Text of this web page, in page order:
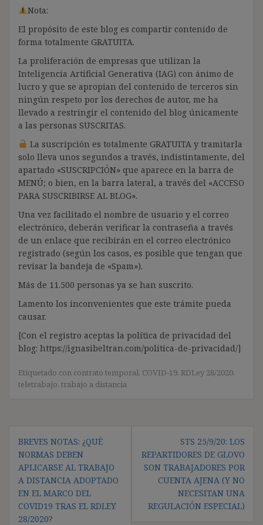
Nota:
El propósito de este blog es compartir contenido de
forma totalmente GRATUITA.
La proliferación de empresas que utilizan la
Inteligencia Artificial Generativa (IAG) con ánimo de
lucro y que se apropian del contenido de terceros sin
ningún respeto por los derechos de autor, me ha
llevado a restringir el contenido del blog únicamente
a las personas SUSCRITAS.
La suscripción es totalmente GRATUITA y tramitarla
solo lleva unos segundos a través, indistintamente, del
apartado «SUSCRIPCIÓN» que aparece en la barra de
MENÚ; o bien, en la barra lateral, a través del «ACCESO
PARA SUSCRIBIRSE AL BLOG».
Una vez facilitado el nombre de usuario y el correo
electrónico, deberán verificar la contraseña a través
de un enlace que recibirán en el correo electrónico
registrado (según los casos, es posible que tengan que
revisar la bandeja de «Spam»).
Más de 11.500 personas ya se han suscrito.
Lamento los inconvenientes que este trámite pueda
causar.
[Con el registro aceptas la política de privacidad del
blog: https://ignasibeltran.com/politica-de-privacidad/]
Etiquetado con contrato temporal, COVID-19, RDLey 28/2020,
teletrabajo, trabajo a distancia
de
entradas
BREVES NOTAS: ¿QUÉ
NORMAS DEBEN
APLICARSE AL TRABAJO
A DISTANCIA ADOPTADO
EN EL MARCO DEL
COVID19 TRAS EL RDLEY
28/2020?
STS 25/9/20: LOS
REPARTIDORES DE GLOVO
SON TRABAJADORES POR
CUENTA AJENA (Y NO
NECESITAN UNA
REGULACIÓN ESPECIAL)